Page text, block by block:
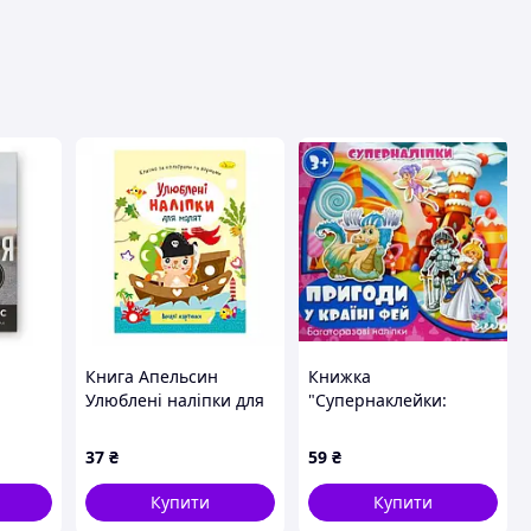
Книга Апельсин
Улюблені наліпки для
8 листов (95682)
37 ₴
Купити
Книжка
"Супернаклейки:
[tsi114636-TCI]
59 ₴
Купити